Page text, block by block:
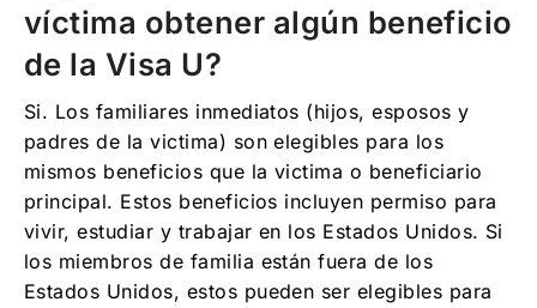
víctima obtener algún beneficio
de la Visa U?
Si. Los familiares inmediatos (hijos, esposos y
padres de la victima) son elegibles para los
mismos beneficios que la victima o beneficiario
principal. Estos beneficios incluyen permiso para
vivir, estudiar y trabajar en los Estados Unidos. Si
los miembros de familia están fuera de los
Estados Unidos, estos pueden ser elegibles para